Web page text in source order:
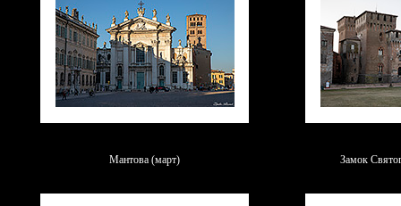
Мантова (март) Замок